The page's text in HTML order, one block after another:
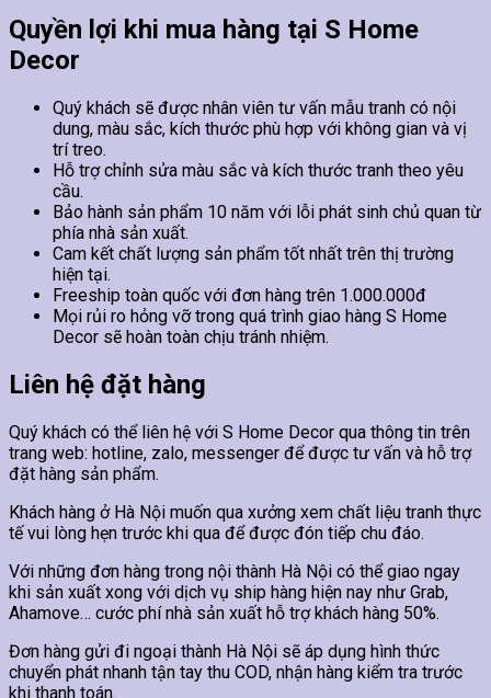
Quyền lợi khi mua hàng tại S Home
Decor
Quý khách sẽ được nhân viên tư vấn mẫu tranh có nội
dung, màu sắc, kích thước phù hợp với không gian và vị
trí treo.
Hỗ trợ chỉnh sửa màu sắc và kích thước tranh theo yêu
cầu.
Bảo hành sản phẩm 10 năm với lỗi phát sinh chủ quan từ
phía nhà sản xuất.
Cam kết chất lượng sản phẩm tốt nhất trên thị trường
hiện tại.
Freeship toàn quốc với đơn hàng trên 1.000.000đ
Mọi rủi ro hỏng vỡ trong quá trình giao hàng S Home
Decor sẽ hoàn toàn chịu tránh nhiệm.
Liên hệ đặt hàng
Quý khách có thể liên hệ với S Home Decor qua thông tin trên
trang web: hotline, zalo, messenger để được tư vấn và hỗ trợ
đặt hàng sản phẩm.
Khách hàng ở Hà Nội muốn qua xưởng xem chất liệu tranh thực
tế vui lòng hẹn trước khi qua để được đón tiếp chu đáo.
Với những đơn hàng trong nội thành Hà Nội có thể giao ngay
khi sản xuất xong với dịch vụ ship hàng hiện nay như Grab,
Ahamove… cước phí nhà sản xuất hỗ trợ khách hàng 50%.
Đơn hàng gửi đi ngoại thành Hà Nội sẽ áp dụng hình thức
chuyển phát nhanh tận tay thu COD, nhận hàng kiểm tra trước
khi thanh toán.